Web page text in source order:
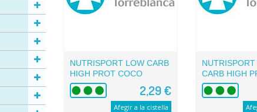
NUTRISPORT LOW CARB
HIGH PROT COCO
2,29 €
Afegir a la cistella
CARB HIGH
BROWNIE